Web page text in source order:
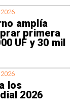
amplía
primera
UF y 30 mil
los
2026